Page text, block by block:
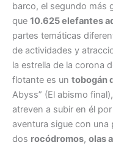
barco, el segundo más
que 10.625 elefantes
partes temáticas
de actividades y
la estrella de la corona
flotante es un tobogán
Abyss” (El abismo
atreven a subir en él
aventura sigue con una
dos rocódromos, olas